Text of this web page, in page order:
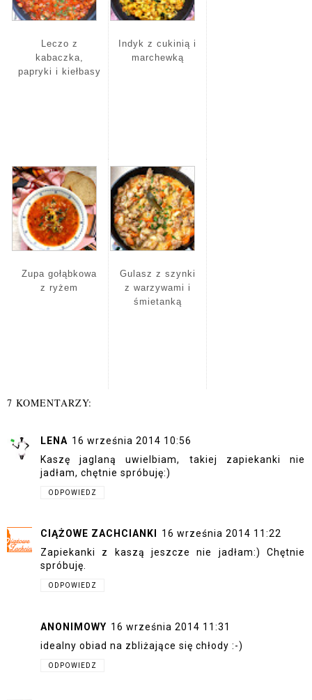
Leczo z
kabaczka,
papryki i kiełbasy
Indyk z cukinią i
marchewką
Zupa gołąbkowa
z ryżem
Gulasz z szynki
z warzywami i
śmietanką
7 KOMENTARZY:
LENA 16 września 2014 10:56
Kaszę jaglaną uwielbiam, takiej zapiekanki nie
jadłam, chętnie spróbuję:)
ODPOWIEDZ
CIĄŻOWE ZACHCIANKI
16 września 2014 11:22
Zapiekanki z kaszą jeszcze nie jadłam:) Chętnie
spróbuję.
ODPOWIEDZ
ANONIMOWY 16 września 2014 11:31
idealny obiad na zbliżające się chłody :-)
ODPOWIEDZ